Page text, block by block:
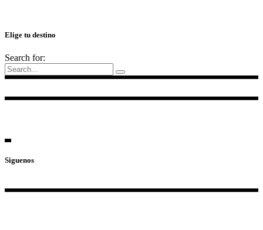
Elige tu destino
Search for:
Siguenos